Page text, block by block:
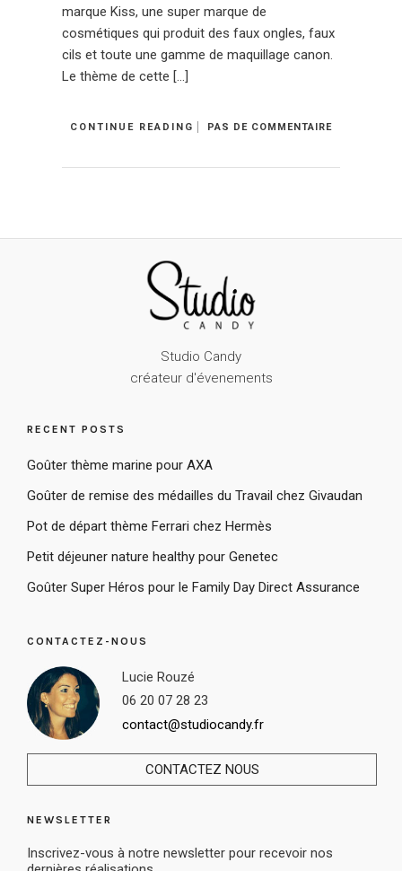
marque Kiss, une super marque de
cosmétiques qui produit des faux ongles, faux
cils et toute une gamme de maquillage canon.
Le thème de cette […]
CONTINUE READING PAS DE COMMENTAIRE
Studio Candy
créateur d'évenements
RECENT POSTS
Goûter thème marine pour AXA
Goûter de remise des médailles du Travail chez Givaudan
Pot de départ thème Ferrari chez Hermès
Petit déjeuner nature healthy pour Genetec
Goûter Super Héros pour le Family Day Direct Assurance
CONTACTEZ-NOUS
Lucie Rouzé
06 20 07 28 23
contact@studiocandy.fr
CONTACTEZ NOUS
NEWSLETTER
Inscrivez-vous à notre newsletter pour recevoir nos